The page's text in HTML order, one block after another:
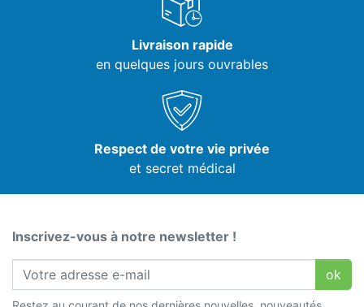
Livraison rapide
en quelques jours ouvrables
Respect de votre vie privée
et secret médical
Inscrivez-vous à notre newsletter !
ok